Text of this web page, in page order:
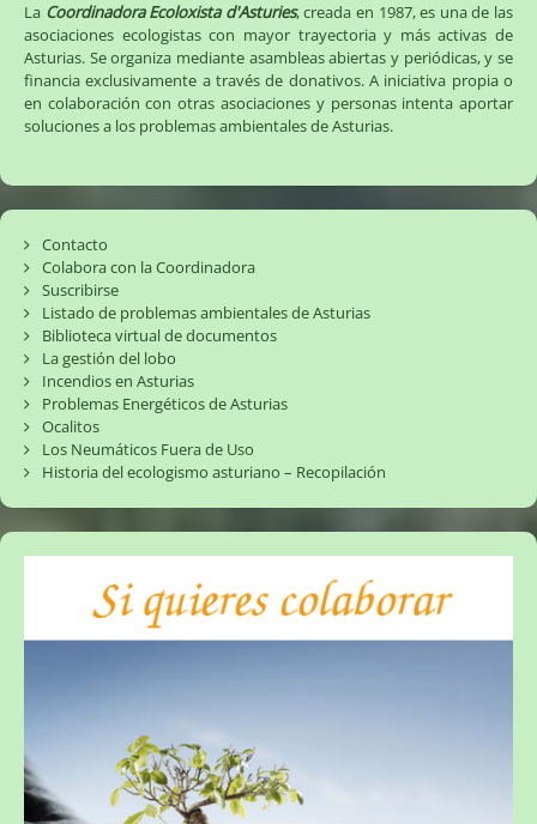
La Coordinadora Ecoloxista d'Asturies, creada en 1987, es una de las
asociaciones ecologistas con mayor trayectoria y más activas de
Asturias. Se organiza mediante asambleas abiertas y periódicas, y se
financia exclusivamente a través de donativos. A iniciativa propia o
en colaboración con otras asociaciones y personas intenta aportar
soluciones a los problemas ambientales de Asturias.
Contacto
Colabora con la Coordinadora
Suscribirse
Listado de problemas ambientales de Asturias
Biblioteca virtual de documentos
La gestión del lobo
Incendios en Asturias
Problemas Energéticos de Asturias
Ocalitos
Los Neumáticos Fuera de Uso
Historia del ecologismo asturiano – Recopilación